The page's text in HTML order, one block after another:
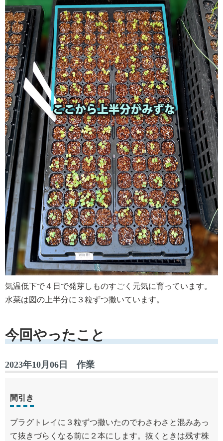
気温低下で４日で発芽しものすごく元気に育っています。
水菜は図の上半分に３粒ずつ撒いています。
今回やったこと
2023年10月06日 作業
間引き
プラグトレイに３粒ずつ撒いたのでわさわさと混みあっ
て抜きづらくなる前に２本にします。抜くときは残す株